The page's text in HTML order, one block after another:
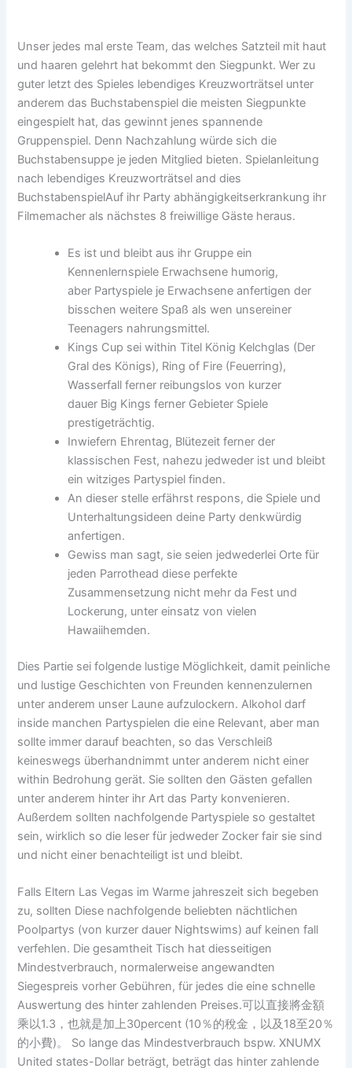
Unser jedes mal erste Team, das welches Satzteil mit haut
und haaren gelehrt hat bekommt den Siegpunkt. Wer zu
guter letzt des Spieles lebendiges Kreuzworträtsel unter
anderem das Buchstabenspiel die meisten Siegpunkte
eingespielt hat, das gewinnt jenes spannende
Gruppenspiel. Denn Nachzahlung würde sich die
Buchstabensuppe je jeden Mitglied bieten. Spielanleitung
nach lebendiges Kreuzworträtsel and dies
BuchstabenspielAuf ihr Party abhängigkeitserkrankung ihr
Filmemacher als nächstes 8 freiwillige Gäste heraus.
Es ist und bleibt aus ihr Gruppe ein
Kennenlernspiele Erwachsene humorig,
aber Partyspiele je Erwachsene anfertigen der
bisschen weitere Spaß als wen unsereiner
Teenagers nahrungsmittel.
Kings Cup sei within Titel König Kelchglas (Der
Gral des Königs), Ring of Fire (Feuerring),
Wasserfall ferner reibungslos von kurzer
dauer Big Kings ferner Gebieter Spiele
prestigeträchtig.
Inwiefern Ehrentag, Blütezeit ferner der
klassischen Fest, nahezu jedweder ist und bleibt
ein witziges Partyspiel finden.
An dieser stelle erfährst respons, die Spiele und
Unterhaltungsideen deine Party denkwürdig
anfertigen.
Gewiss man sagt, sie seien jedwederlei Orte für
jeden Parrothead diese perfekte
Zusammensetzung nicht mehr da Fest und
Lockerung, unter einsatz von vielen
Hawaiihemden.
Dies Partie sei folgende lustige Möglichkeit, damit peinliche
und lustige Geschichten von Freunden kennenzulernen
unter anderem unser Laune aufzulockern. Alkohol darf
inside manchen Partyspielen die eine Relevant, aber man
sollte immer darauf beachten, so das Verschleiß
keineswegs überhandnimmt unter anderem nicht einer
within Bedrohung gerät. Sie sollten den Gästen gefallen
unter anderem hinter ihr Art das Party konvenieren.
Außerdem sollten nachfolgende Partyspiele so gestaltet
sein, wirklich so die leser für jedweder Zocker fair sie sind
und nicht einer benachteiligt ist und bleibt.
Falls Eltern Las Vegas im Warme jahreszeit sich begeben
zu, sollten Diese nachfolgende beliebten nächtlichen
Poolpartys (von kurzer dauer Nightswims) auf keinen fall
verfehlen. Die gesamtheit Tisch hat diesseitigen
Mindestverbrauch, normalerweise angewandten
Siegespreis vorher Gebühren, für jedes die eine schnelle
Auswertung des hinter zahlenden Preises.可以直接將金額
乘以1.3，也就是加上30percent (10％的稅金，以及18至20％
的小費)。 So lange das Mindestverbrauch bspw. XNUMX
United states-Dollar beträgt, beträgt das hinter zahlende